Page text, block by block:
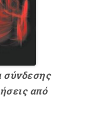
σύνδεσης
από